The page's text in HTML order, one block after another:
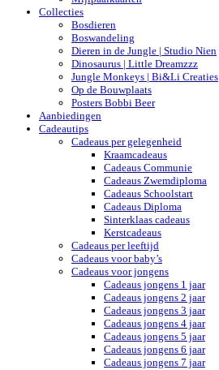
Collecties
Bosdieren
Boswandeling
Dieren in de Jungle | Studio Nien
Dinosaurus | Little Dreamzzz
Jungle Monkeys | Bi&Li Creaties
Op de Bouwplaats
Posters Bobbi Beer
Aanbiedingen
Cadeautips
Cadeaus per gelegenheid
Kraamcadeaus
Cadeaus Communie
Cadeaus Zwemdiploma
Cadeaus Schoolstart
Cadeaus Diploma
Sinterklaas cadeaus
Kerstcadeaus
Cadeaus per leeftijd
Cadeaus voor baby’s
Cadeaus voor jongens
Cadeaus jongens 1 jaar
Cadeaus jongens 2 jaar
Cadeaus jongens 3 jaar
Cadeaus jongens 4 jaar
Cadeaus jongens 5 jaar
Cadeaus jongens 6 jaar
Cadeaus jongens 7 jaar